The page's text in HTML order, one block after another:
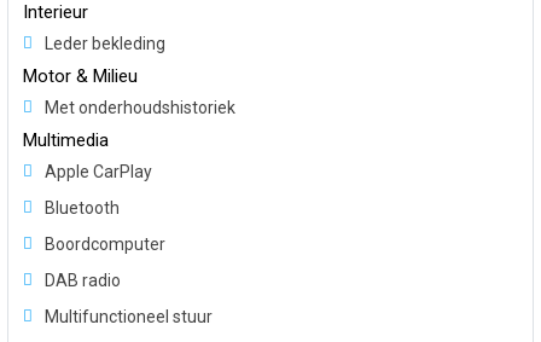
Interieur
Leder bekleding
Motor & Milieu
Met onderhoudshistoriek
Multimedia
Apple CarPlay
Bluetooth
Boordcomputer
DAB radio
Multifunctioneel stuur